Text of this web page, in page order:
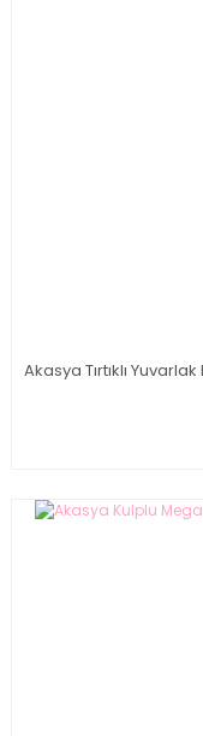
Akasya Tırtıklı